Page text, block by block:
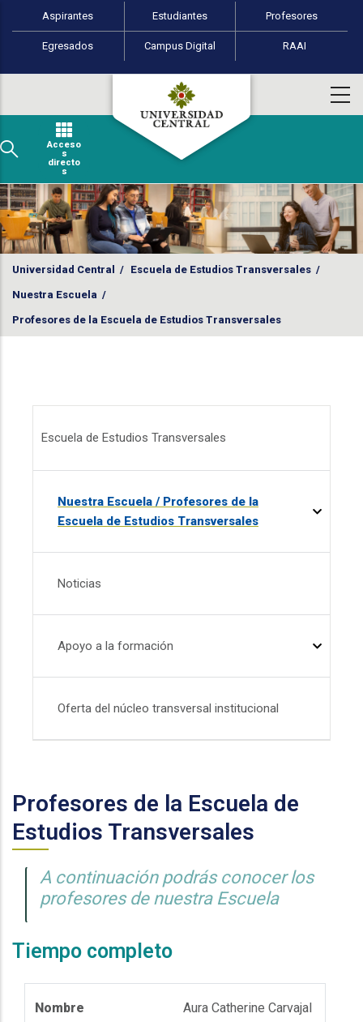
Pasar al contenido principal
Perfiles de usuario
Aspirantes Estudiantes Profesores
Egresados Campus Digital RAAI
Acceso
s
directo
s
Universidad Central / Escuela de Estudios Transversales /
Nuestra Escuela /
Profesores de la Escuela de Estudios Transversales
Escuela de Estudios Transversales
Nuestra Escuela / Profesores de la
Escuela de Estudios Transversales
Noticias
Apoyo a la formación
Oferta del núcleo transversal institucional
Profesores de la Escuela de
Estudios Transversales
A continuación podrás conocer los
profesores de nuestra Escuela
Tiempo completo
Aura Catherine Carvajal